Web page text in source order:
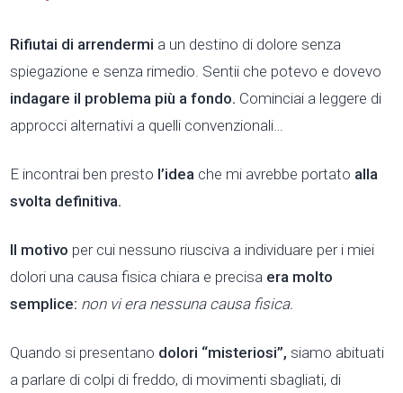
Rifiutai di arrendermi a un destino di dolore senza
spiegazione e senza rimedio. Sentii che potevo e dovevo
indagare il problema più a fondo. Cominciai a leggere di
approcci alternativi a quelli convenzionali…
E incontrai ben presto l’idea che mi avrebbe portato alla
svolta definitiva.
Il motivo per cui nessuno riusciva a individuare per i miei
dolori una causa fisica chiara e precisa era molto
semplice: non vi era nessuna causa fisica.
Quando si presentano dolori “misteriosi”, siamo abituati
a parlare di colpi di freddo, di movimenti sbagliati, di